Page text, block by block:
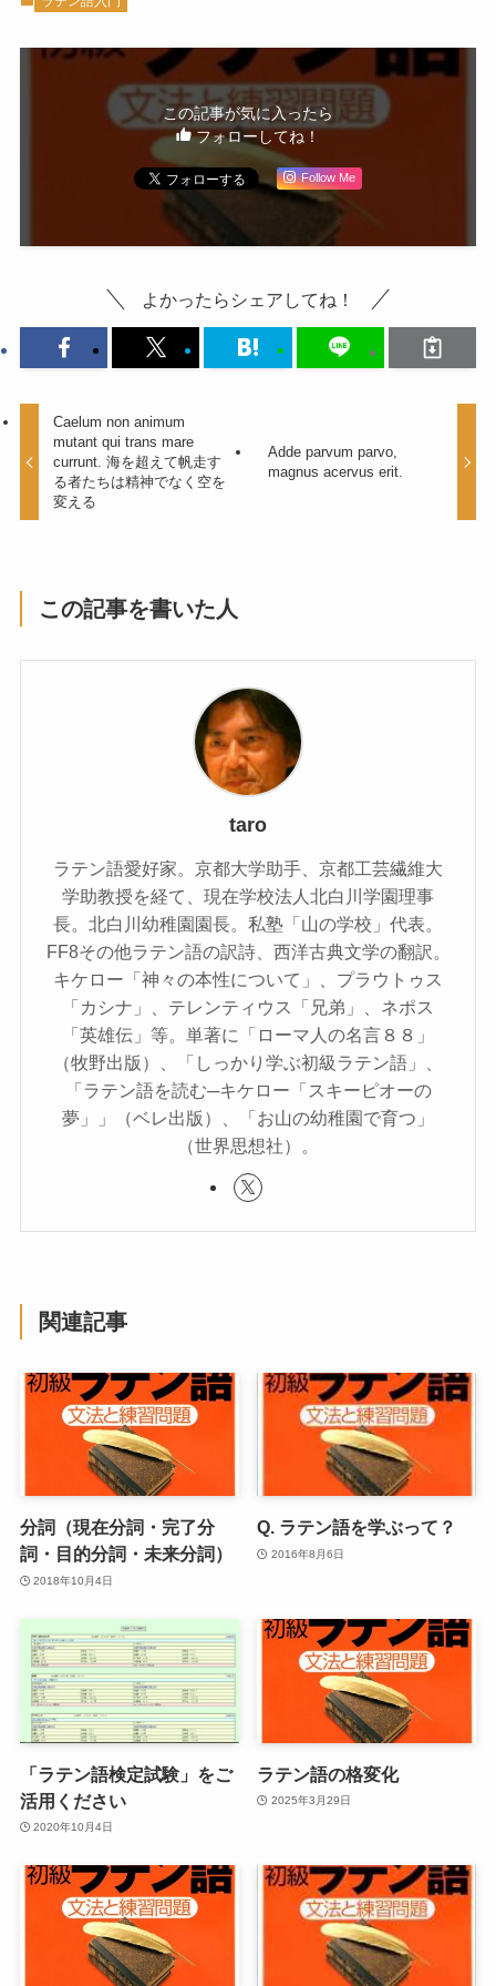
この記事が気に入ったら
フォローしてね！
Follow Me
よかったらシェアしてね！
Caelum non animum
mutant qui trans mare
currunt. 海を超えて帆走す
る者たちは精神でなく空を
変える
Adde parvum parvo,
magnus acervus erit.
この記事を書いた人
taro
ラテン語愛好家。京都大学助手、京都工芸繊維大
学助教授を経て、現在学校法人北白川学園理事
長。北白川幼稚園園長。私塾「山の学校」代表。
FF8その他ラテン語の訳詩、西洋古典文学の翻訳。
キケロー「神々の本性について」、プラウトゥス
「カシナ」、テレンティウス「兄弟」、ネポス
「英雄伝」等。単著に「ローマ人の名言８８」
（牧野出版）、「しっかり学ぶ初級ラテン語」、
「ラテン語を読む─キケロー「スキーピオーの
夢」」（ベレ出版）、「お山の幼稚園で育つ」
（世界思想社）。
関連記事
分詞（現在分詞・完了分
詞・目的分詞・未来分詞）
2018年10月4日
Q. ラテン語を学ぶって？
2016年8月6日
「ラテン語検定試験」をご
活用ください
2020年10月4日
ラテン語の格変化
2025年3月29日